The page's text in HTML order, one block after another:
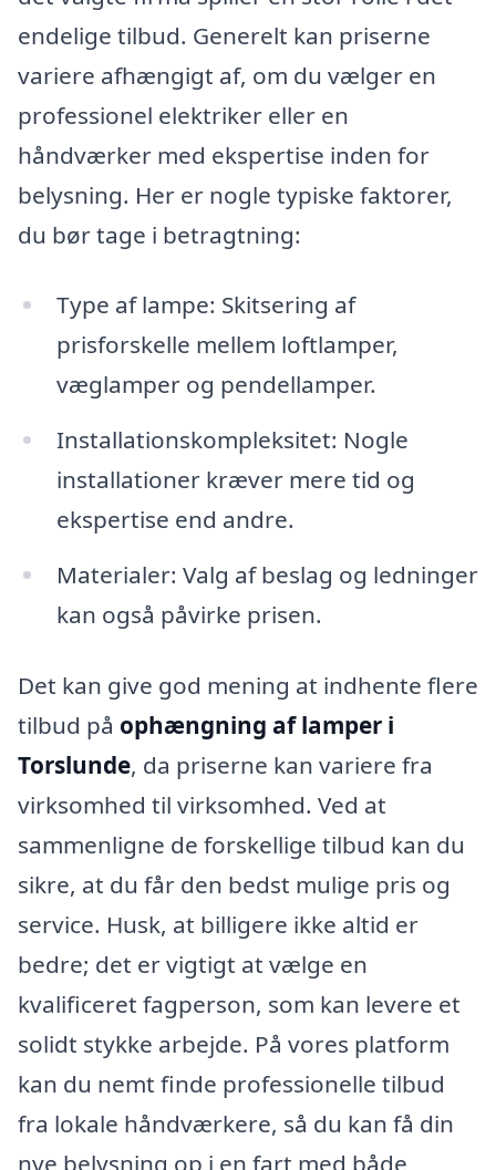
endelige tilbud. Generelt kan priserne
variere afhængigt af, om du vælger en
professionel elektriker eller en
håndværker med ekspertise inden for
belysning. Her er nogle typiske faktorer,
du bør tage i betragtning:
Type af lampe: Skitsering af
prisforskelle mellem loftlamper,
væglamper og pendellamper.
Installationskompleksitet: Nogle
installationer kræver mere tid og
ekspertise end andre.
Materialer: Valg af beslag og ledninger
kan også påvirke prisen.
Det kan give god mening at indhente flere
tilbud på ophængning af lamper i
Torslunde, da priserne kan variere fra
virksomhed til virksomhed. Ved at
sammenligne de forskellige tilbud kan du
sikre, at du får den bedst mulige pris og
service. Husk, at billigere ikke altid er
bedre; det er vigtigt at vælge en
kvalificeret fagperson, som kan levere et
solidt stykke arbejde. På vores platform
kan du nemt finde professionelle tilbud
fra lokale håndværkere, så du kan få din
nye belysning op i en fart med både